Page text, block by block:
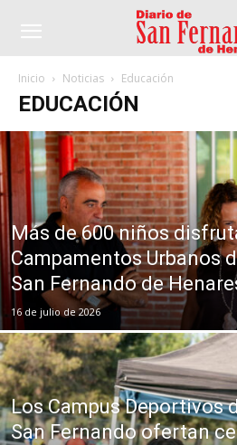
Inicio Noticias Educación
EDUCACIÓN
Más de 600 niños
Campamentos Urbanos
San Fernando de
16 de julio de 2026
Los Campus Deportivos
San Fernando ofertan